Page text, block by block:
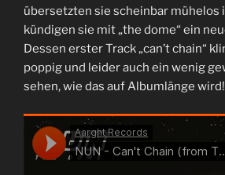
übersetzten sie scheinbar mühelos
kündigen sie mit „the dome“ ein
Dessen erster Track „can’t chain“
poppig und leider auch ein wenig
sehen, wie das auf Albumlänge wird!